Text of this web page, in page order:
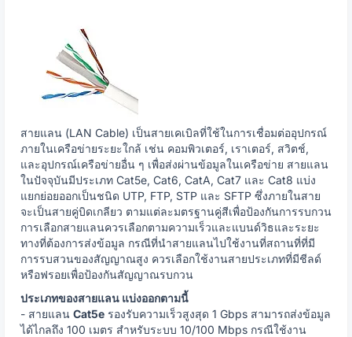
สายแลน (LAN Cable) เป็นสายเคเบิลที่ใช้ในการเชื่อมต่ออุปกรณ์
ภายในเครือข่ายระยะใกล้ เช่น คอมพิวเตอร์, เราเตอร์, สวิตช์,
และอุปกรณ์เครือข่ายอื่น ๆ เพื่อส่งผ่านข้อมูลในเครือข่าย สายแลน
ในปัจจุบันมีประเภท Cat5e, Cat6, CatA, Cat7 และ Cat8 แบ่ง
แยกย่อยออกเป็นชนิด UTP, FTP, STP และ SFTP ซึ่งภายในสาย
จะเป็นสายคู่บิดเกลียว ตามแต่ละมตรฐานคู่สีเพื่อป้องกันการรบกวน
การเลือกสายแลนควรเลือกตามความเร็วและแบนด์วิธและระยะ
ทางที่ต้องการส่งข้อมูล กรณีที่นำสายแลนไปใช้งานที่สถานที่ที่มี
การรบสวนของสัญญาณสูง ควรเลือกใช้งานสายประเภทที่มีชีลด์
หรือฟรอยเพื่อป้องกันสัญญาณรบกวน
ประเภทของสายแลน แบ่งออกตามนี้
- สายแลน Cat5e รองรับความเร็วสูงสุด 1 Gbps สามารถส่งข้อมูล
ได้ไกลถึง 100 เมตร สำหรับระบบ 10/100 Mbps กรณีใช้งาน